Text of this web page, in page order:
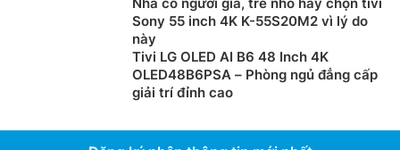
Sony 55 inch 4K K-55S20M2 vì lý do
này
Tivi LG OLED AI B6 48 Inch 4K
OLED48B6PSA – Phòng ngủ đẳng cấp
giải trí đỉnh cao